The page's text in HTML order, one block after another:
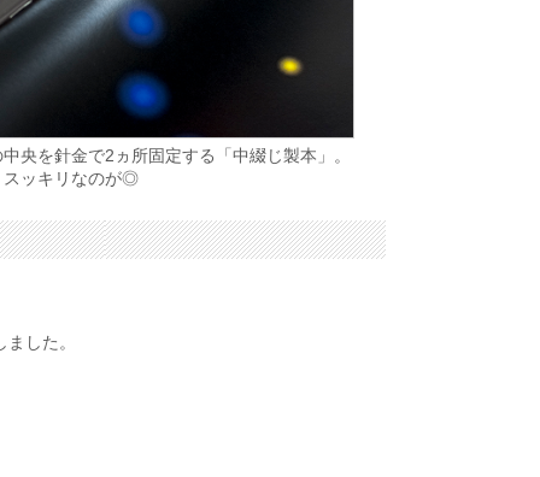
央を針金で2ヵ所固定する「中綴じ製本」。
スッキリなのが◎
した。